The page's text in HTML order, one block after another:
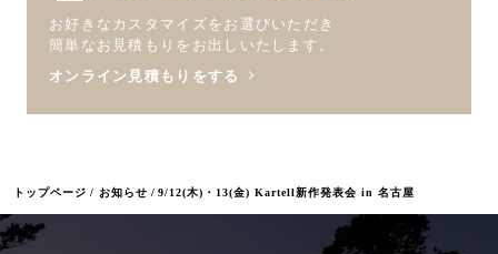
トップページ お知らせ 9/12(木)・13(金) Kartell新作発表会 in 名古屋
お好きなカスタマイズをお選びいただき
簡単なお見積もりをお出しいたします。
オンライン見積もりをする